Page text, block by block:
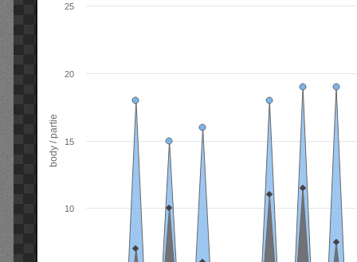
body / partie
10
15
20
25